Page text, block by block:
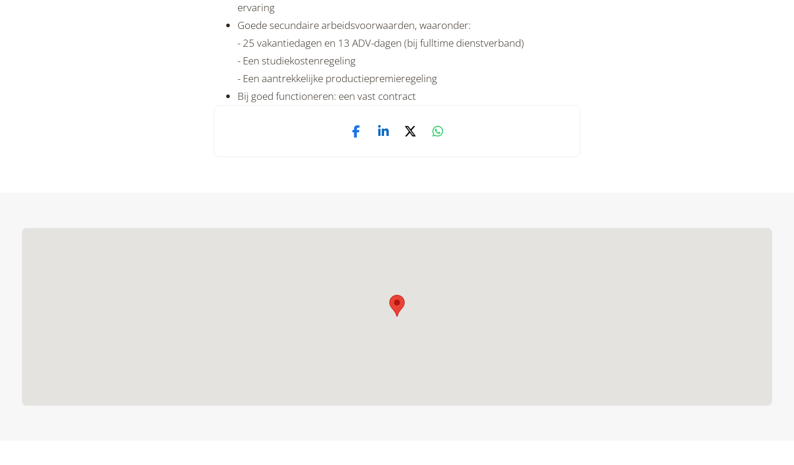
ervaring
Goede secundaire arbeidsvoorwaarden, waaronder:
- 25 vakantiedagen en 13 ADV-dagen (bij fulltime dienstverband)
- Een studiekostenregeling
- Een aantrekkelijke productiepremieregeling
Bij goed functioneren: een vast contract